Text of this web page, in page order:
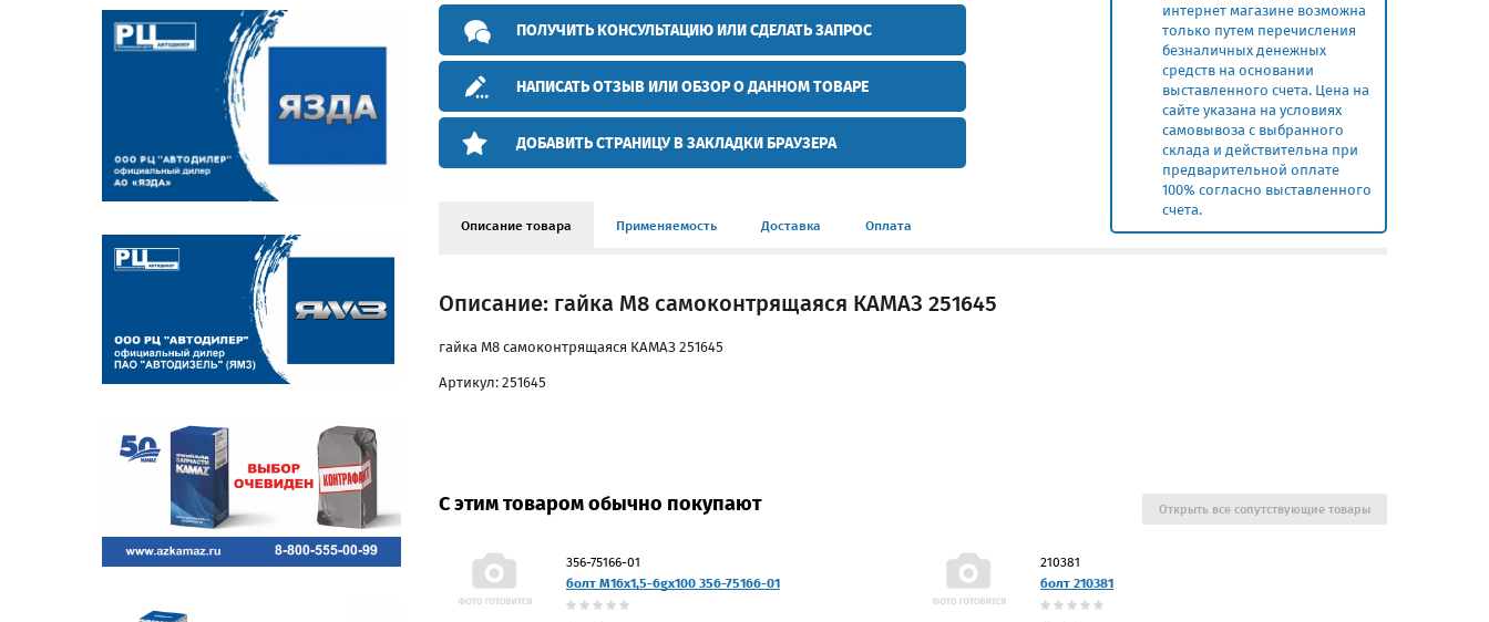
интернет магазине возможна
только путем перечисления
безналичных денежных
средств на основании
выставленного счета. Цена на
сайте указана на условиях
самовывоза с выбранного
склада и действительна при
предварительной оплате
100% согласно выставленного
счета.
ПОЛУЧИТЬ КОНСУЛЬТАЦИЮ ИЛИ СДЕЛАТЬ ЗАПРОС
НАПИСАТЬ ОТЗЫВ ИЛИ ОБЗОР О ДАННОМ ТОВАРЕ
ДОБАВИТЬ СТРАНИЦУ В ЗАКЛАДКИ БРАУЗЕРА
Описание товара Применяемость Доставка Оплата
Описание: гайка М8 самоконтрящаяся КАМАЗ 251645
гайка М8 самоконтрящаяся КАМАЗ 251645
Артикул: 251645
С этим товаром обычно покупают
356-75166-01
болт M16x1,5-6gх100 356-75166-01
210381
болт 210381
Открыть все сопутствующие товары